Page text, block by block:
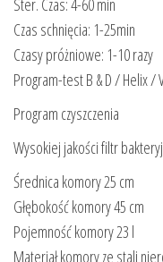
Ster. Czas: 4-60 min
Czas schnięcia: 1-25min
Czasy próżniowe: 1-10 razy
Program-test B & D / Helix /
Program czyszczenia
Wysokiej jakości filtr
Średnica komory 25 cm
Głębokość komory 45 cm
Pojemność komory 23 l
Materiał komory ze stali